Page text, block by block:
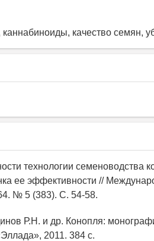
каннабиноиды, качество семян,
технологии семеноводства
ее эффективности //
№ 5 (383). С. 54-58.
Р.Н. и др. Конопля:
2011. 384 с.